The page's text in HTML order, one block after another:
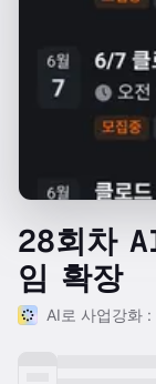
28회차
임 확장
AI로 사업강화